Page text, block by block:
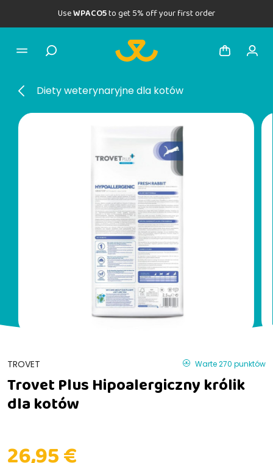
UseWPACO5to get 5% off your first order
Diety weterynaryjne dla kotów
TROVET Warte 270 punktów
Trovet Plus Hipoalergiczny królik
dla kotów